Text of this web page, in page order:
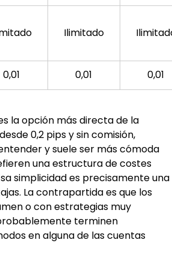
Ilimitado
0,01 0,01 0,01
la opción más directa de la
0,2 pips y sin comisión,
y suele ser más cómoda
una estructura de costes
simplicidad es precisamente una
La contrapartida es que los
o con estrategias muy
terminen
en alguna de las cuentas